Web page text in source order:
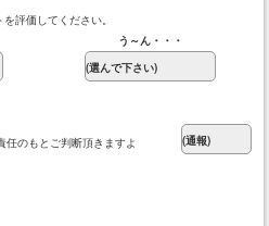
を評価してください。
う～ん・・・
のもとご判断頂きますよ